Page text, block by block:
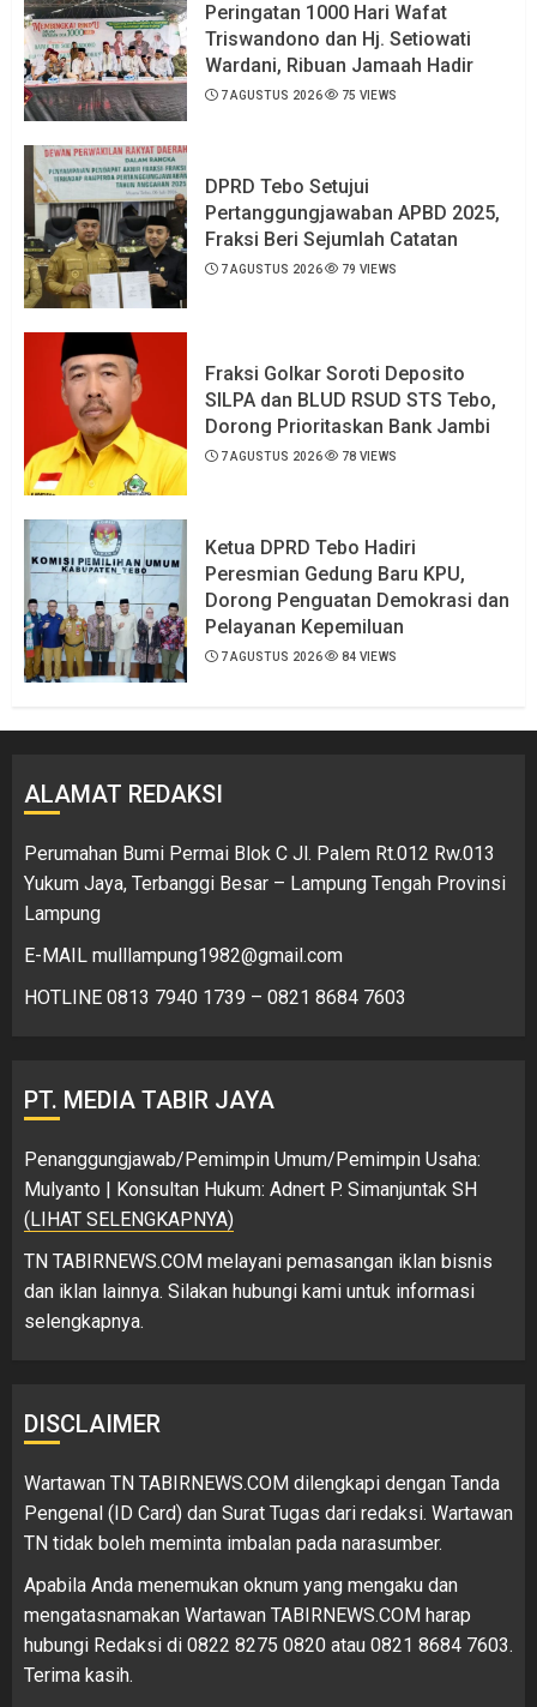
Peringatan 1000 Hari Wafat
Triswandono dan Hj. Setiowati
Wardani, Ribuan Jamaah Hadir
7 AGUSTUS 2026 75 VIEWS
DPRD Tebo Setujui
Pertanggungjawaban APBD 2025,
Fraksi Beri Sejumlah Catatan
7 AGUSTUS 2026 79 VIEWS
Fraksi Golkar Soroti Deposito
SILPA dan BLUD RSUD STS Tebo,
Dorong Prioritaskan Bank Jambi
7 AGUSTUS 2026 78 VIEWS
Ketua DPRD Tebo Hadiri
Peresmian Gedung Baru KPU,
Dorong Penguatan Demokrasi dan
Pelayanan Kepemiluan
7 AGUSTUS 2026 84 VIEWS
ALAMAT REDAKSI
Perumahan Bumi Permai Blok C Jl. Palem Rt.012 Rw.013
Yukum Jaya, Terbanggi Besar – Lampung Tengah Provinsi
Lampung
E-MAIL mulllampung1982@gmail.com
HOTLINE 0813 7940 1739 – 0821 8684 7603
PT. MEDIA TABIR JAYA
Penanggungjawab/Pemimpin Umum/Pemimpin Usaha:
Mulyanto | Konsultan Hukum: Adnert P. Simanjuntak SH
(LIHAT SELENGKAPNYA)
TN TABIRNEWS.COM melayani pemasangan iklan bisnis
dan iklan lainnya. Silakan hubungi kami untuk informasi
selengkapnya.
DISCLAIMER
Wartawan TN TABIRNEWS.COM dilengkapi dengan Tanda
Pengenal (ID Card) dan Surat Tugas dari redaksi. Wartawan
TN tidak boleh meminta imbalan pada narasumber.
Apabila Anda menemukan oknum yang mengaku dan
mengatasnamakan Wartawan TABIRNEWS.COM harap
hubungi Redaksi di 0822 8275 0820 atau 0821 8684 7603.
Terima kasih.